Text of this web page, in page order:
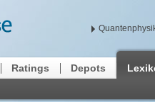
Ratings Depots